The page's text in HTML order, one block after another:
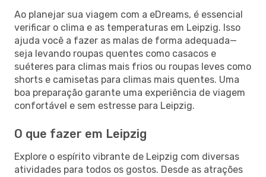
Ao planejar sua viagem com a eDreams, é essencial
verificar o clima e as temperaturas em Leipzig. Isso
ajuda você a fazer as malas de forma adequada—
seja levando roupas quentes como casacos e
suéteres para climas mais frios ou roupas leves como
shorts e camisetas para climas mais quentes. Uma
boa preparação garante uma experiência de viagem
confortável e sem estresse para Leipzig.
O que fazer em Leipzig
Explore o espírito vibrante de Leipzig com diversas
atividades para todos os gostos. Desde as atrações